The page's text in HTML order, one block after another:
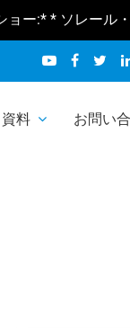
ー:* * ソレール・
資料 お問い